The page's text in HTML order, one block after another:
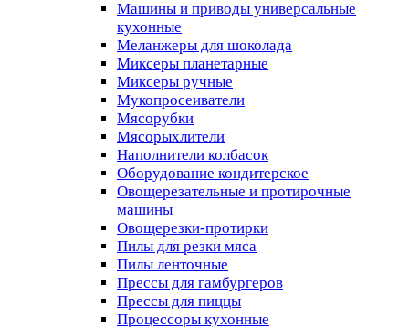
Машины и приводы универсальные
кухонные
Меланжеры для шоколада
Миксеры планетарные
Миксеры ручные
Мукопросеиватели
Мясорубки
Мясорыхлители
Наполнители колбасок
Оборудование кондитерское
Овощерезательные и протирочные
машины
Овощерезки-протирки
Пилы для резки мяса
Пилы ленточные
Прессы для гамбургеров
Прессы для пиццы
Процессоры кухонные